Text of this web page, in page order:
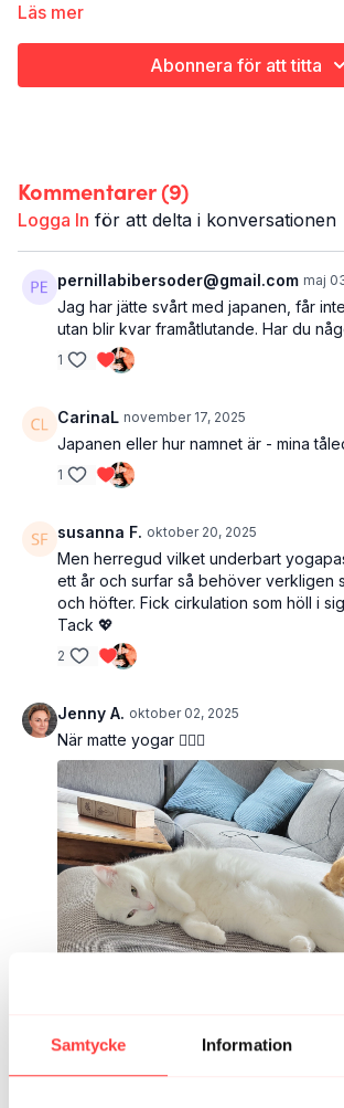
Samtycke Information
användning i de sista positionerna.
30 minuter
Läs mer
Abonnera för att titta
Kommentarer (9)
Logga In för att delta i konversationen
pernillabibersoder@gmail.com maj
Jag har jätte svårt med japanen, får
utan blir kvar framåtlutande. Har du
1
CarinaL november 17, 2025
Japanen eller hur namnet är - mina
1
susanna F. oktober 20, 2025
Men herregud vilket underbart
ett år och surfar så behöver verkligen
och höfter. Fick cirkulation som höll i
Tack 💖
2
Jenny A. oktober 02, 2025
När matte yogar 🧘🏽‍♀️